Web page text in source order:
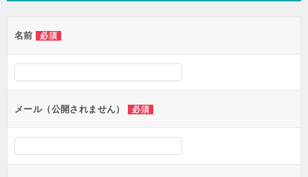
ー
シ
ン
名前 必須
メール（公開されません） 必須